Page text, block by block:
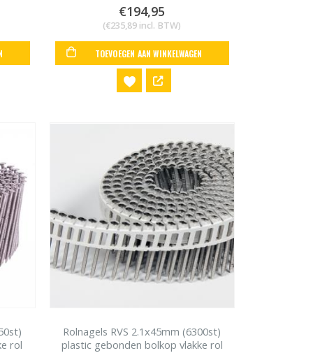
0out of 5
€194,95
(€235,89 incl. BTW)
TOEVOEGEN AAN WINKELWAGEN
rol
Rolnagels RVS 2.1x45mm (6300st)
plastic gebonden bolkop vlakke rol